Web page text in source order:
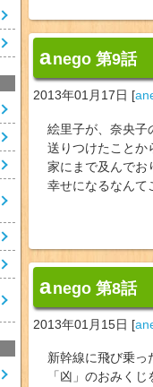
anego 第9話
2013年01月17日 [
絵里子が、奈央子
送りつけたことか
家にまで及んでお
幸せになるなんて
anego 第8話
2013年01月15日 [
新幹線に飛び乗っ
「凶」のおみく